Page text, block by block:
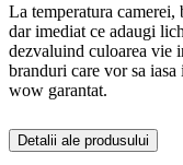
La temperatura camerei,
dar imediat ce adaugi
dezvaluind culoarea vie
branduri care vor sa
wow garantat.
Detalii ale produsului